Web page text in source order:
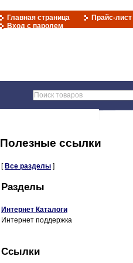
Главная страница Прайс-лист
Вход с паролем
Полезные ссылки
[ Все разделы ]
Разделы
Интернет Каталоги
Интернет поддержка
Ссылки